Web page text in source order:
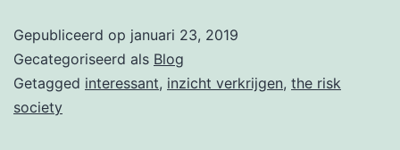
Ulrich
Beck
Gepubliceerd op januari 23, 2019
Gecategoriseerd als Blog
Getagged interessant, inzicht verkrijgen, the risk
society